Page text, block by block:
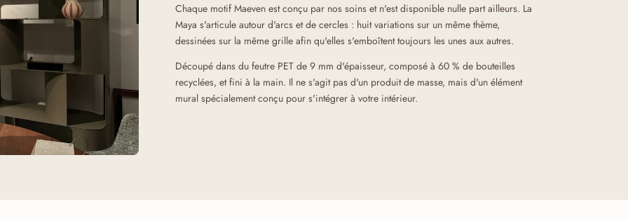
Chaque motif Maeven est conçu par nos soins et n'est disponible nulle part ailleurs. La
Maya s'articule autour d'arcs et de cercles : huit variations sur un même thème,
dessinées sur la même grille afin qu'elles s'emboîtent toujours les unes aux autres.
Découpé dans du feutre PET de 9 mm d'épaisseur, composé à 60 % de bouteilles
recyclées, et fini à la main. Il ne s'agit pas d'un produit de masse, mais d'un élément
mural spécialement conçu pour s'intégrer à votre intérieur.